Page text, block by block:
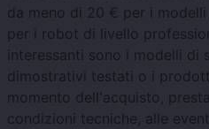
da meno di 20 € per i
per i robot di livello
interessanti sono i modelli di
dimostrativi testati o i
momento dell'acquisto,
condizioni tecniche, alle